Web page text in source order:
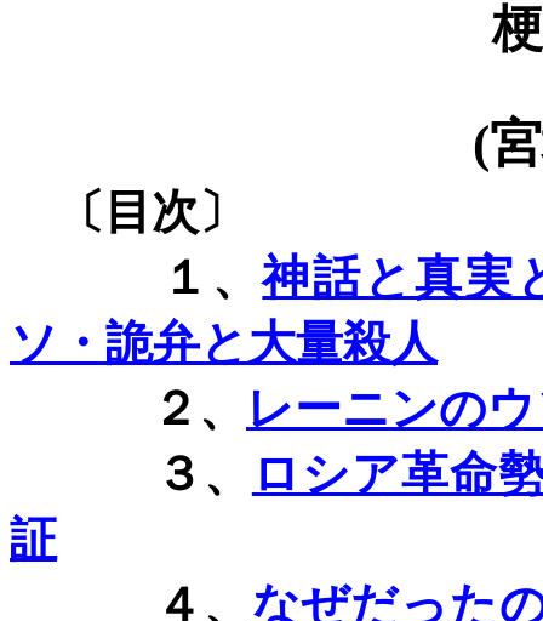
(
〔目次〕
１、神話と真実
ソ・詭弁と大量殺人
２、
レーニンの
３、
ロシア革命
証
４、 なぜだった